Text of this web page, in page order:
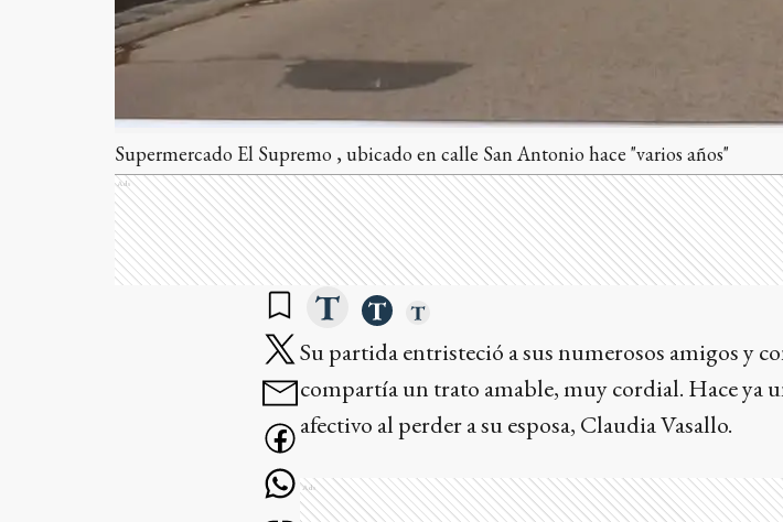
Supermercado El Supremo , ubicado en calle San Antonio hace "varios años"
Ads
Su partida entristeció a sus numerosos amigos y
compartía un trato amable, muy cordial. Hace ya
afectivo al perder a su esposa, Claudia Vasallo.
Ads